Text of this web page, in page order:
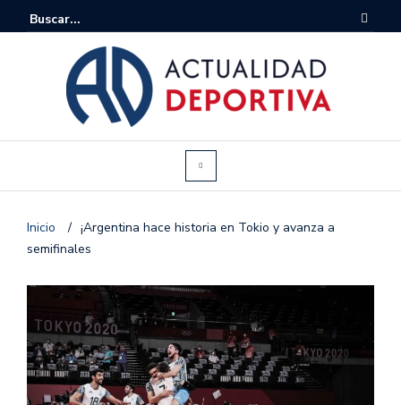
Inicio / ¡Argentina hace historia en Tokio y avanza a
semifinales